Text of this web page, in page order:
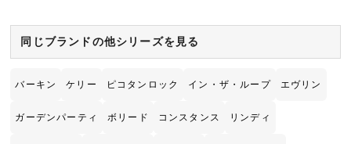
同じブランドの他シリーズを見る
バーキン ケリー ピコタンロック イン・ザ・ループ エヴリン
ガーデンパーティ ボリード コンスタンス リンディ